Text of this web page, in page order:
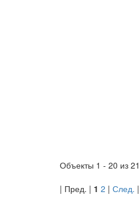
Объекты 1 - 20 из 21
| Пред. | 1 2 | След. |